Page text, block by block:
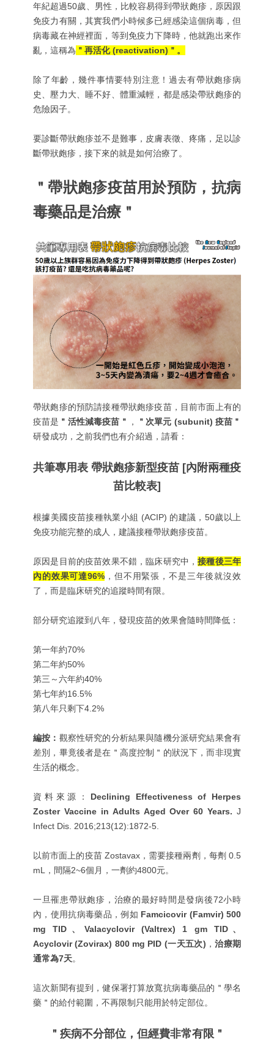
年紀超過50歲、男性，比較容易得到帶狀皰疹，原因跟
免疫力有關，其實我們小時候多已經感染這個病毒，但
病毒藏在神經裡面，等到免疫力下降時，他就跑出來作
亂，這稱為 ＂再活化 (reactivation)＂。
除了年齡，幾件事情要特別注意！過去有帶狀皰疹病
史、壓力大、睡不好、體重減輕，都是感染帶狀皰疹的
危險因子。
要診斷帶狀皰疹並不是難事，皮膚表徵、疼痛，足以診
斷帶狀皰疹，接下來的就是如何治療了。
＂帶狀皰疹疫苗用於預防，抗病
毒藥品是治療＂
帶狀皰疹的預防請接種帶狀皰疹疫苗，目前市面上有的
疫苗是 ＂活性減毒疫苗＂ ，
＂次單元 (subunit) 疫苗＂
研發成功，之前我們也有介紹過，請看：
共筆專用表 帶狀皰疹新型疫苗 [內附兩種疫
苗比較表]
根據美國疫苗接種執業小組 (ACIP) 的建議，50歲以上
免疫功能完整的成人，建議接種帶狀皰疹疫苗。
原因是目前的疫苗效果不錯，臨床研究中，接種後三年
內的效果可達96% ，但不用緊張，不是三年後就沒效
了，而是臨床研究的追蹤時間有限。
部分研究追蹤到八年，發現疫苗的效果會隨時間降低：
第一年約70%
第二年約50%
第三～六年約40%
第七年約16.5%
第八年只剩下4.2%
編按： 觀察性研究的分析結果與隨機分派研究結果會有
差別，畢竟後者是在＂高度控制＂的狀況下，而非現實
生活的概念。
資料來源： Declining Effectiveness of Herpes
Zoster Vaccine in Adults Aged Over 60 Years. J
Infect Dis. 2016;213(12):1872-5.
以前市面上的疫苗 Zostavax，需要接種兩劑，每劑 0.5
mL，間隔2~6個月，一劑約4800元。
一旦罹患帶狀皰疹，治療的最好時間是發病後72小時
內，使用抗病毒藥品，例如 Famcicovir (Famvir) 500
mg TID、Valacyclovir (Valtrex) 1 gm TID、
Acyclovir (Zovirax) 800 mg PID (一天五次) ，治療期
通常為7天。
這次新聞有提到，健保署打算放寬抗病毒藥品的＂學名
藥＂的給付範圍，不再限制只能用於特定部位。
＂疾病不分部位，但經費非常有限＂